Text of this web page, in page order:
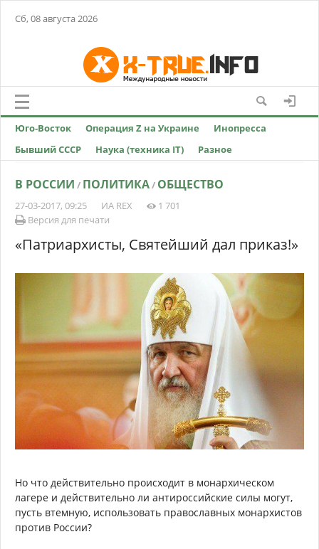
Сб, 08 августа 2026
Юго-Восток Операция Z на Украине
Инопресса
Бывший СССР
Наука (техника IT) Разное
В РОССИИ / ПОЛИТИКА/ ОБЩЕСТВО
27-03-2017, 09:25 ИА REX
1 701
Версия для печати
«Патриархисты, Святейший дал приказ!»
Но что действительно происходит в монархическом
лагере и действительно ли антироссийские силы могут,
пусть втемную, использовать православных монархистов
против России?